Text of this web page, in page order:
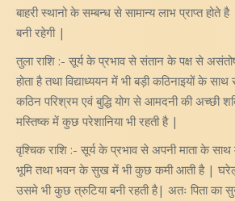
बाहरी स्थानो के सम्बन्ध से सामान्य लाभ प्राप्त
बनी रहेगी |
तुला राशि :- सूर्य के प्रभाव से संतान के पक्ष से
होता है तथा विद्याध्ययन में भी बड़ी कठिनाइयों के
कठिन परिश्रम एवं बुद्धि योग से आमदनी की अच्छी
मस्तिष्क में कुछ परेशानिया भी रहती है |
वृश्चिक राशि :- सूर्य के प्रभाव से अपनी माता के
भूमि तथा भवन के सुख में भी कुछ कमी आती है | घरेलु
उसमे भी कुछ त्रुटिया बनी रहती है| अतः पिता का